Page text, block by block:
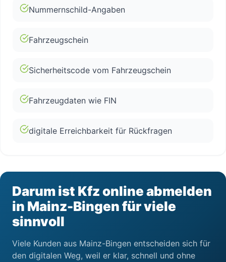
Nummernschild-Angaben
Fahrzeugschein
Sicherheitscode vom Fahrzeugschein
Fahrzeugdaten wie FIN
digitale Erreichbarkeit für Rückfragen
Darum ist Kfz online abmelden
in Mainz-Bingen für viele
sinnvoll
Viele Kunden aus Mainz-Bingen entscheiden sich für
den digitalen Weg, weil er klar, schnell und ohne